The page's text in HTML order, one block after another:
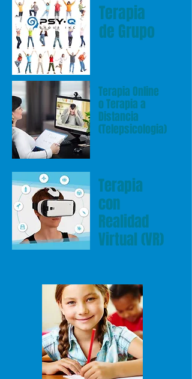
Terapia
de Grupo
Terapia Online
o Terapia a
Distancia
(Telepsicologia)
Terapia
con
Realidad
Virtual (VR)